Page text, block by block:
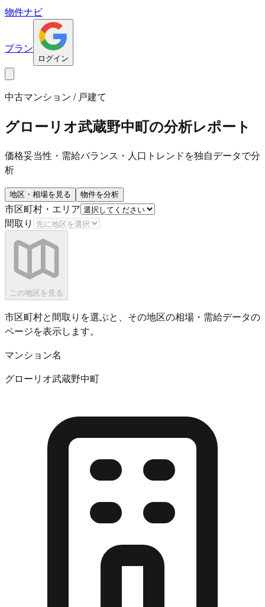
物件ナビ
プラン
ログイン
中古マンション / 戸建て
グローリオ武蔵野中町の分析レポート
価格妥当性・需給バランス・人口トレンドを独自データで分
析
地区・相場を見る 物件を分析
市区町村・エリア
間取り
この地区を見る
市区町村と間取りを選ぶと、その地区の相場・需給データの
ページを表示します。
マンション名
グローリオ武蔵野中町